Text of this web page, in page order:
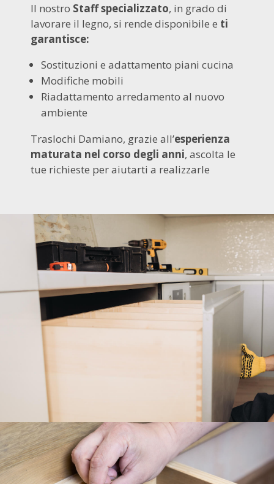
Il nostro Staff specializzato, in grado di
lavorare il legno, si rende disponibile e ti
garantisce:
Sostituzioni e adattamento piani cucina
Modifiche mobili
Riadattamento arredamento al nuovo
ambiente
Traslochi Damiano, grazie all’esperienza
maturata nel corso degli anni, ascolta le
tue richieste per aiutarti a realizzarle